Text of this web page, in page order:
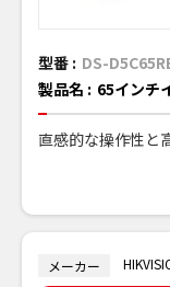
型番 : DS-
製品名 : 65インチ
直感的な操作性と
メーカー